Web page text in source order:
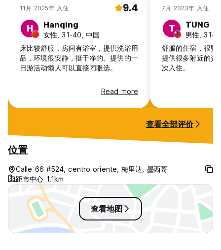
11月 2025年 入住 9.4
H Hanqing
女性, 31-40, 中国
床比较舒服，房间有浴室，提供洗浴用
品，环境很安静，挺干净的。提供的一
日游活动懒人可以直接闭眼选。
Read more
7月 2023年 入住
T TUNG
男性, 31-
舒服的住宿，很豐
提供很多附近的資
次入住。
查看全部评价
位置
Calle 66 #524, centro oriente, 梅里达, 墨西哥
距市中心 1.1km
查看地图